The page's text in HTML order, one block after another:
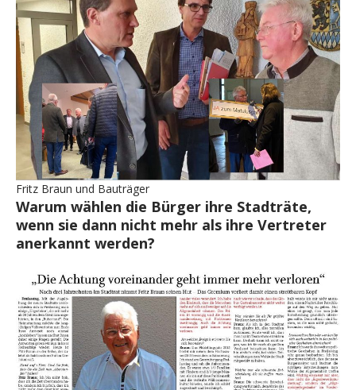
Fritz Braun und Bauträger
Warum wählen die Bürger ihre Stadträte,
wenn sie dann nicht mehr als ihre Vertreter
anerkannt werden?